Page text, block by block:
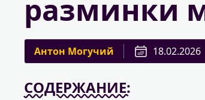
разминки
Антон Могучий 18.02.2026
СОДЕРЖАНИЕ: